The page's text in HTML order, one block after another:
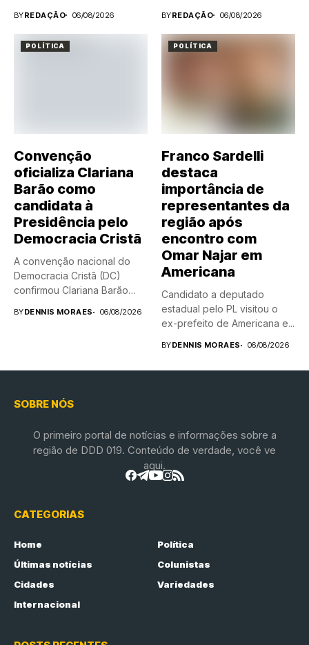
BYREDAÇÃO 06/08/2026 BYREDAÇÃO 06/08/2026
POLÍTICA
Convenção
oficializa Clariana
Barão como
candidata à
Presidência pelo
Democracia Cristã
A convenção nacional do
Democracia Cristã (DC)
confirmou Clariana Barão
BYDENNIS MORAES 06/08/2026
POLÍTICA
Franco Sardelli
destaca
importância de
representantes da
região após
encontro com
Omar Najar em
Americana
Candidato a deputado
estadual pelo PL visitou o
ex-prefeito de Americana e...
BYDENNIS MORAES 06/08/2026
SOBRE NÓS
O primeiro portal de notícias e informações sobre a
região de DDD 019. Conteúdo de verdade, você ve
aqui.
CATEGORIAS
Home
Política
Últimas notícias
Colunistas
Cidades
Variedades
Internacional